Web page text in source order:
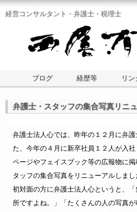
経営コンサルタント・弁護士・税理士
ブログ 経歴等 リン
弁護士・スタッフの集合写真リニ
弁護士法人心では、昨年の１２月に弁
た、今年の４月に新卒社員１２人が入
ページやフェイスブック等の広報物に
タッフの集合写真をリニューアルしまし
初対面の方に弁護士法人心というと、
所ですよね。」「たくさんの人の写真